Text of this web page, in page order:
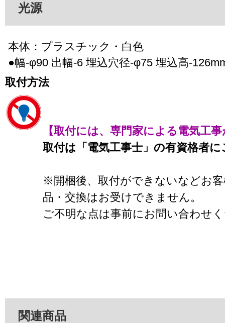
光源
本体：プラスチック・白色
●幅-φ90 出幅-6 埋込穴径-φ75 埋込高-
取付方法
【取付には、専門家による電気工
取付は「電気工事士」の有資格者
※開梱後、取付ができないなどお
品・交換はお受けできません。
ご不明な点は事前にお問い合わせ
関連商品